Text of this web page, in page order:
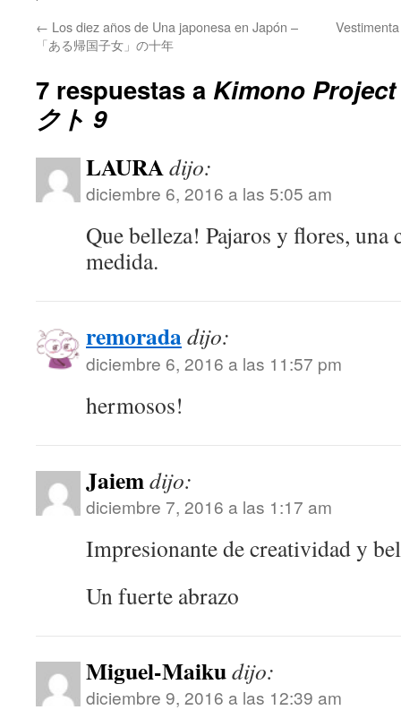
← Los diez años de Una japonesa en Japón –
「ある帰国子女」の十年
7 respuestas a Kimono Project
クト 9
LAURAdijo:
diciembre 6, 2016 a las 5:05 am
Que belleza! Pajaros y flores,
medida.
remoradadijo:
diciembre 6, 2016 a las 11:57 pm
hermosos!
Jaiemdijo:
diciembre 7, 2016 a las 1:17 am
Impresionante de creatividad y
Un fuerte abrazo
Miguel-Maikudijo:
diciembre 9, 2016 a las 12:39 am